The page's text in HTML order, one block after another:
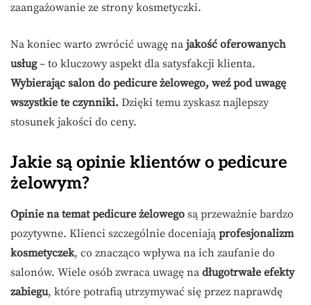
zaangażowanie ze strony kosmetyczki.
Na koniec warto zwrócić uwagę na jakość oferowanych
usług– to kluczowy aspekt dla satysfakcji klienta.
Wybierając salon do pedicure żelowego, weź pod uwagę
wszystkie te czynniki. Dzięki temu zyskasz najlepszy
stosunek jakości do ceny.
Jakie są opinie klientów o pedicure
żelowym?
Opinie na temat pedicure żelowego są przeważnie bardzo
pozytywne. Klienci szczególnie doceniają profesjonalizm
kosmetyczek, co znacząco wpływa na ich zaufanie do
salonów. Wiele osób zwraca uwagę na długotrwałe efekty
zabiegu, które potrafią utrzymywać się przez naprawdę